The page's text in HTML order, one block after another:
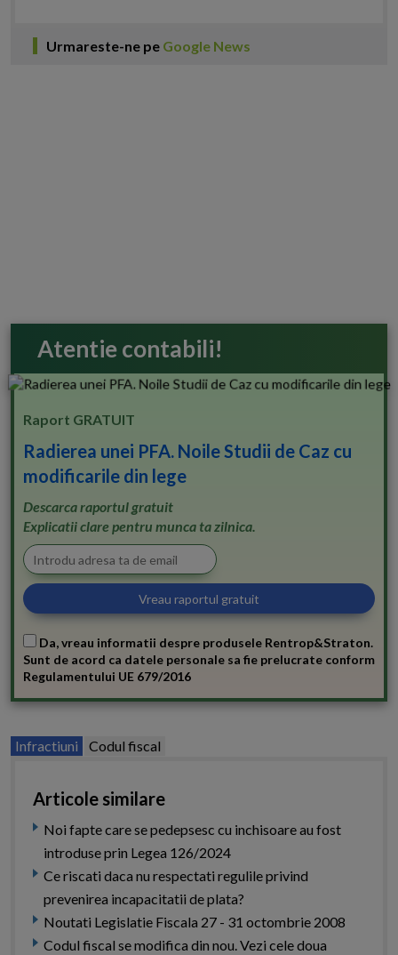
Urmareste-ne pe Google News
Atentie contabili!
Raport GRATUIT
Radierea unei PFA. Noile Studii de Caz cu
modificarile din lege
Descarca raportul gratuit
Explicatii clare pentru munca ta zilnica.
Da, vreau informatii despre produsele Rentrop&Straton.
Sunt de acord ca datele personale sa fie prelucrate conform
Regulamentului UE 679/2016
Infractiuni Codul fiscal
Articole similare
Noi fapte care se pedepsesc cu inchisoare au fost
introduse prin Legea 126/2024
Ce riscati daca nu respectati regulile privind
prevenirea incapacitatii de plata?
Noutati Legislatie Fiscala 27 - 31 octombrie 2008
Codul fiscal se modifica din nou. Vezi cele doua